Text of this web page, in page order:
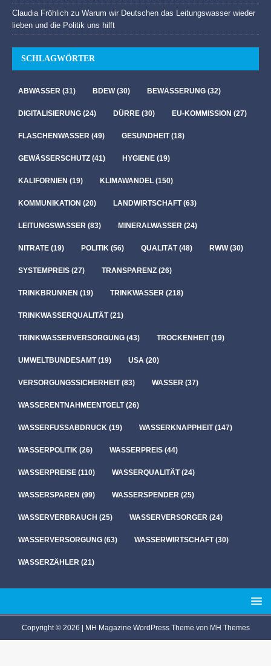
Claudia Fröhlich zu Warum wir Deutschen das Leitungswasser wieder
lieben und die Politik uns hilft
SCHLAGWÖRTER
ABWASSER (31) BDEW(30) BEWÄSSERUNG (32)
DIGITALISIERUNG (24) DÜRRE (30) EU-KOMMISSION (27)
FLASCHENWASSER (49) GESUNDHEIT(18)
GEWÄSSERSCHUTZ (41) HYGIENE (19)
KALIFORNIEN (19) KLIMAWANDEL (150)
KOMMUNIKATION (20) LANDWIRTSCHAFT(63)
LEITUNGSWASSER (83) MINERALWASSER (24)
NITRATE (19) POLITIK (56) QUALITÄT(48) RWW(30)
SYSTEMPREIS (27) TRANSPARENZ (26)
TRINKBRUNNEN (19) TRINKWASSER (218)
TRINKWASSERQUALITÄT(21)
TRINKWASSERVERSORGUNG (43) TROCKENHEIT(19)
UMWELTBUNDESAMT(19) USA (20)
VERSORGUNGSSICHERHEIT(83) WASSER (37)
WASSERENTNAHMEENTGELT(26)
WASSERFUSSABDRUCK (19) WASSERKNAPPHEIT(147)
WASSERPOLITIK (26) WASSERPREIS (44)
WASSERPREISE (110) WASSERQUALITÄT(24)
WASSERSPAREN (99) WASSERSPENDER (25)
WASSERVERBRAUCH (25) WASSERVERSORGER (24)
WASSERVERSORGUNG (63) WASSERWIRTSCHAFT(30)
WASSERZÄHLER (21)
Copyright © 2026 | MH Magazine WordPress Theme von MH Themes